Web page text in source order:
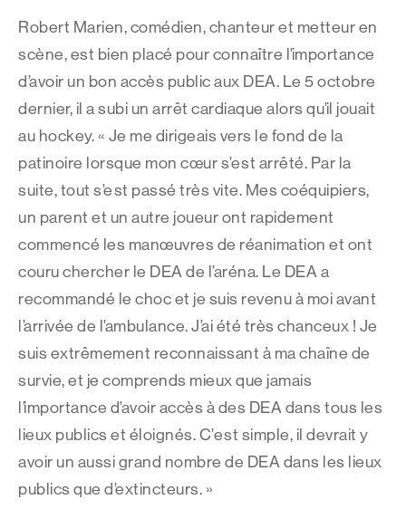
Robert Marien, comédien, chanteur et metteur en
scène, est bien placé pour connaître l’importance
d’avoir un bon accès public aux DEA. Le 5 octobre
dernier, il a subi un arrêt cardiaque alors qu’il jouait
au hockey. « Je me dirigeais vers le fond de la
patinoire lorsque mon cœur s’est arrêté. Par la
suite, tout s’est passé très vite. Mes coéquipiers,
un parent et un autre joueur ont rapidement
commencé les manœuvres de réanimation et ont
couru chercher le DEA de l’aréna. Le DEA a
recommandé le choc et je suis revenu à moi avant
l’arrivée de l’ambulance. J’ai été très chanceux ! Je
suis extrêmement reconnaissant à ma chaîne de
survie, et je comprends mieux que jamais
l’importance d’avoir accès à des DEA dans tous les
lieux publics et éloignés. C’est simple, il devrait y
avoir un aussi grand nombre de DEA dans les lieux
publics que d’extincteurs. »